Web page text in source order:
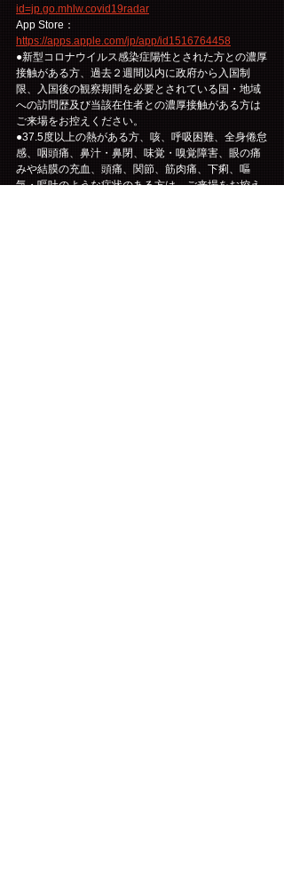
id=jp.go.mhlw.covid19radar
App Store：
https://apps.apple.com/jp/app/id1516764458
●新型コロナウイルス感染症陽性とされた方との濃厚
接触がある方、過去２週間以内に政府から入国制
限、入国後の観察期間を必要とされている国・地域
への訪問歴及び当該在住者との濃厚接触がある方は
ご来場をお控えください。
●37.5度以上の熱がある方、咳、呼吸困難、全身倦怠
感、咽頭痛、鼻汁・鼻閉、味覚・嗅覚障害、眼の痛
みや結膜の充血、頭痛、関節、筋肉痛、下痢、嘔
気・嘔吐のような症状のある方は、ご来場をお控え